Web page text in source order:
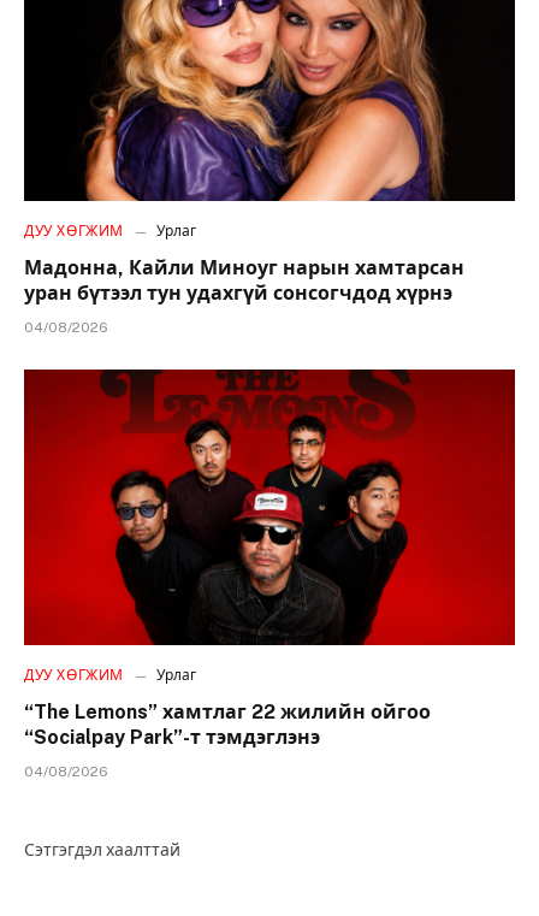
ДУУ ХӨГЖИМ Урлаг
Мадонна, Кайли Миноуг нарын хамтарсан
уран бүтээл тун удахгүй сонсогчдод хүрнэ
04/08/2026
ДУУ ХӨГЖИМ Урлаг
“The Lemons” хамтлаг 22 жилийн ойгоо
“Socialpay Park”-т тэмдэглэнэ
04/08/2026
Сэтгэгдэл хаалттай